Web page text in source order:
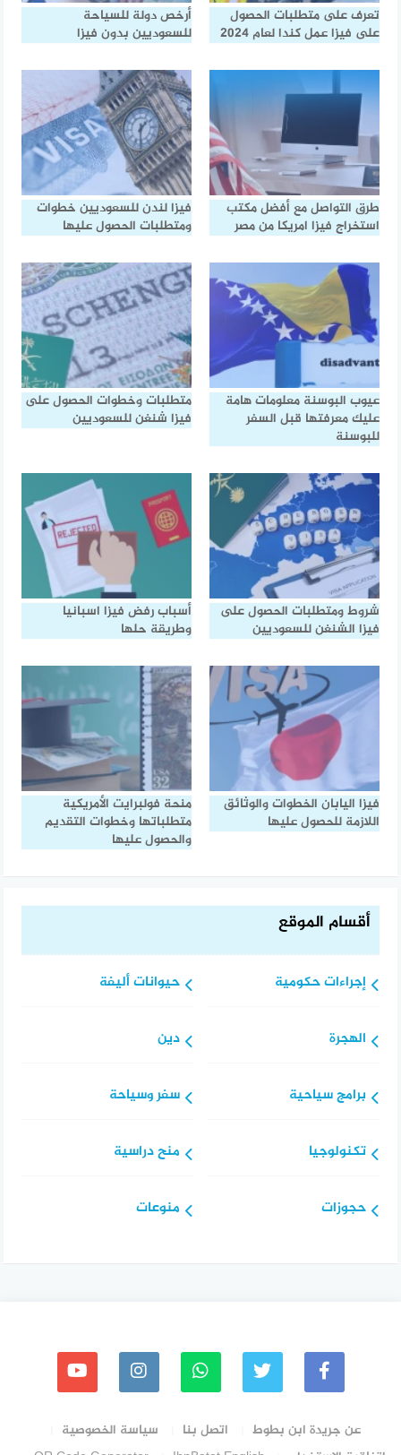
تعرف على متطلبات الحصول
على فيزا عمل كندا لعام 2024
أرخص دولة للسياحة
للسعوديين بدون فيزا
طرق التواصل مع أفضل مكتب
استخراج فيزا امريكا من مصر
فيزا لندن للسعوديين خطوات
ومتطلبات الحصول عليها
عيوب البوسنة معلومات هامة
عليك معرفتها قبل السفر
للبوسنة
متطلبات وخطوات الحصول على
فيزا شنغن للسعوديين
شروط ومتطلبات الحصول على
فيزا الشنغن للسعوديين
أسباب رفض فيزا اسبانيا
وطريقة حلها
فيزا اليابان الخطوات والوثائق
اللازمة للحصول عليها
منحة فولبرايت الأمريكية
متطلباتها وخطوات التقديم
والحصول عليها
أقسام الموقع
إجراءات حكومية
الهجرة
برامج سياحية
تكنولوجيا
حجوزات
حيوانات أليفة
دين
سفر وسياحة
منح دراسية
منوعات
عن جريدة ابن بطوط اتصل بنا
سياسة الخصوصية